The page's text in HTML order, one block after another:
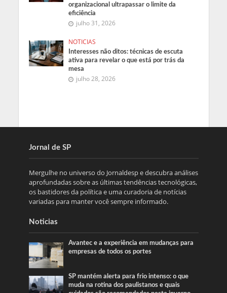
organizacional ultrapassar o limite da
eficiência
julho 31, 2026
NOTICIAS
Interesses não ditos: técnicas de escuta
ativa para revelar o que está por trás da
mesa
julho 28, 2026
Jornal de SP
Mergulhe no universo do Jornaldesp e descubra análises
aprofundadas sobre as últimas tendências tecnológicas,
os bastidores da política e uma curadoria de notícias
variadas para manter você sempre informado.
Noticias
Avantec e a experiência em mudanças para
empresas de todos os portes
SP mantém alerta para frio intenso: o que
muda na rotina dos paulistanos e quais